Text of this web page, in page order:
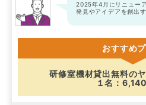
2025年4月にリニュー
発見やアイデアを創出
おすすめ
研修室機材貸出無料の
１名：